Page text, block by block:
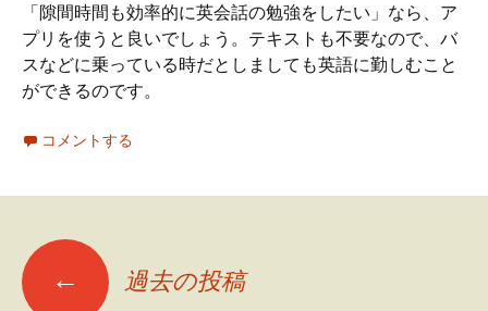
「隙間時間も効率的に英会話の勉強をしたい」なら、ア
プリを使うと良いでしょう。テキストも不要なので、バ
スなどに乗っている時だとしましても英語に勤しむこと
ができるのです。
コメントする
← 過去の投稿